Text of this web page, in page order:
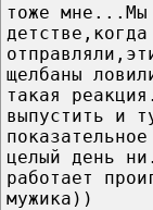
тоже мне...Мы
щелбаны
такая
выпустить и
целый день
работает
мужика))